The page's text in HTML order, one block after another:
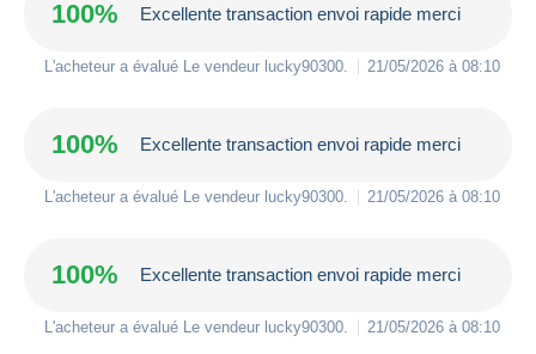
100% Excellente transaction envoi rapide merci
L'acheteur a évalué Le vendeur lucky90300 21/05/2026 à 08:10
100% Excellente transaction envoi rapide merci
L'acheteur a évalué Le vendeur lucky90300 21/05/2026 à 08:10
100% Excellente transaction envoi rapide merci
L'acheteur a évalué Le vendeur lucky90300 21/05/2026 à 08:10